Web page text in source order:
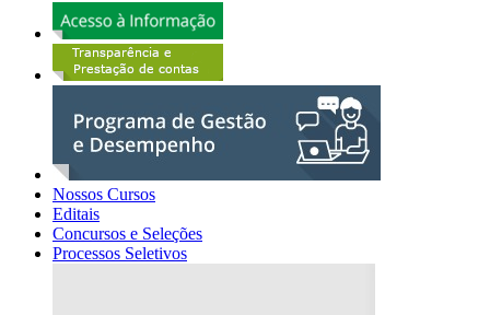
Nossos Cursos
Editais
Concursos e Seleções
Processos Seletivos